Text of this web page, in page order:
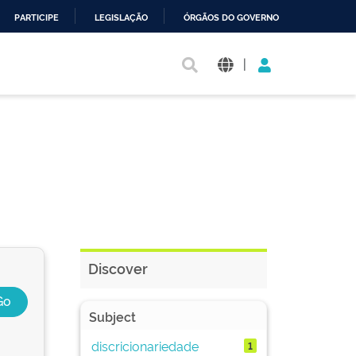
PARTICIPE LEGISLAÇÃO ÓRGÃOS DO GOVERNO
|
Discover
Subject
discricionariedade
1